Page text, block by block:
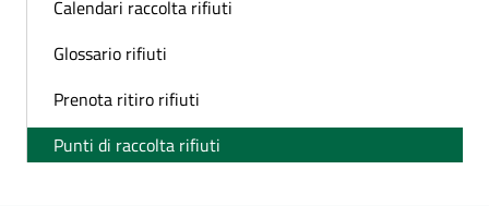
Calendari raccolta rifiuti
Glossario rifiuti
Prenota ritiro rifiuti
Punti di raccolta rifiuti